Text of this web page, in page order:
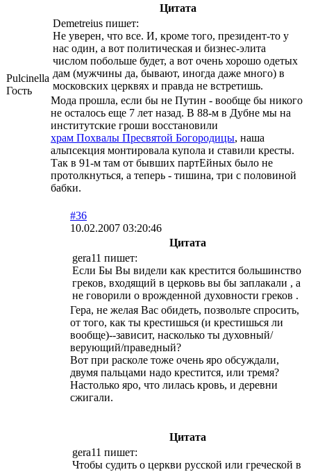
Pulcinella
Гость
Цитата
Demetreius пишет:
Не уверен, что все. И, кроме того, президент-то у
нас один, а вот политическая и бизнес-элита
числом побольше будет, а вот очень хорошо одетых
дам (мужчины да, бывают, иногда даже много) в
московских церквях и правда не встретишь.
Мода прошла, если бы не Путин - вообще бы никого
не осталось еще 7 лет назад. В 88-м в Дубне мы на
институтские гроши восстановили
храм Похвалы Пресвятой Богородицы, наша
альпсекция монтировала купола и ставили кресты.
Так в 91-м там от бывших партЕйных было не
протолкнуться, а теперь - тишина, три с половиной
бабки.
#36
10.02.2007 03:20:46
Цитата
gera11 пишет:
Если Бы Вы видели как крестится большинство
греков, входящий в церковь вы бы заплакали , а
не говорили о врожденной духовности греков .
Гера, не желая Вас обидеть, позвольте спросить,
от того, как ты крестишься (и крестишься ли
вообще)--зависит, насколько ты духовный/
верующий/праведный?
Вот при расколе тоже очень яро обсуждали,
двумя пальцами надо крестится, или тремя?
Настолько яро, что лилась кровь, и деревни
сжигали.
Цитата
gera11 пишет:
Чтобы судить о церкви русской или греческой в